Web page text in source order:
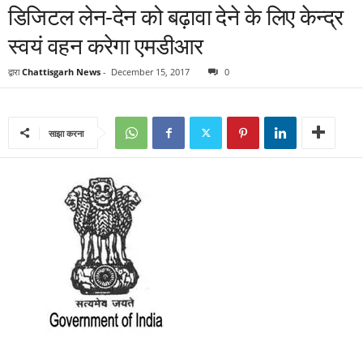
डिजिटल लेन-देन को बढ़ावा देने के लिए केन्द्र
स्वयं वहन करेगा एमडीआर
द्वारा Chattisgarh News - December 15, 2017 0
साझा करना